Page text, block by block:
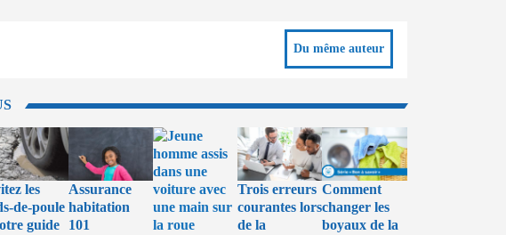
Du même auteur
les
de-poule
guide
Assurance
habitation
101
Trois erreurs
courantes lors
de la
Comment
changer les
boyaux de la